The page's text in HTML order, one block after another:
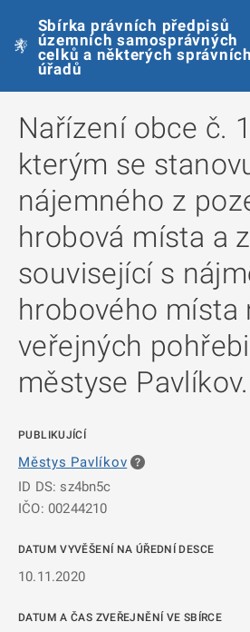
Sbírka právních předpisů
územních samosprávných
celků a některých správních
úřadů
Nařízení obce č.
kterým se
nájemného z
hrobová místa a
související s
hrobového místa
veřejných
městyse Pavlíkov.
PUBLIKUJÍCÍ
Městys Pavlíkov
ID DS: sz4bn5c
IČO: 00244210
DATUM VYVĚŠENÍ NA ÚŘEDNÍ DESCE
10.11.2020
DATUM A ČAS ZVEŘEJNĚNÍ VE SBÍRCE